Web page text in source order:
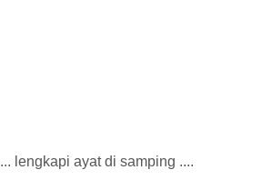
10. إِنَّا كُلَّ شَيْءٍ خَلَقْنَاهُ ... lengkapi ayat di samping ....